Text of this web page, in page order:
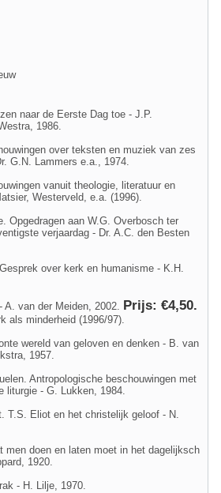
naar de Eerste Dag toe - J.P.
1986.
over teksten en muziek van zes
G.N. Lammers e.a., 1974.
vanuit theologie, literatuur en
Westerveld, e.a. (1996).
Opgedragen aan W.G. Overbosch ter
verjaardag - Dr. A.C. den Besten
over kerk en humanisme - K.H.
van der Meiden, 2002. Prijs: €4,50.
als minderheid (1996/97).
wereld van geloven en denken - B. van
1957.
Antropologische beschouwingen met
liturgie - G. Lukken, 1984.
T.S. Eliot en het christelijk geloof - N.
men doen en laten moet in het dagelijksch
1920.
- H. Lilje, 1970.